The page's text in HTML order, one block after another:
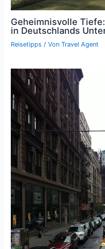
Geheimnisvolle
in Deutschlands
Reisetipps / VonTravel Agent